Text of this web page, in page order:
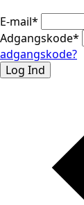
E-mail*
Adgangskode*
adgangskode?
Log Ind